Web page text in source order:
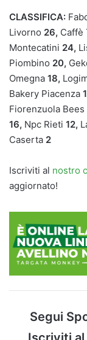
CLASSIFICA:
Livorno 26, Caffè
Montecatini 24,
Piombino 20,
Omegna 18,
Bakery Piacenza
Fiorenzuola Bees
16, Npc Rieti 12,
Caserta 2
Iscriviti al nostro
aggiornato!
Segui